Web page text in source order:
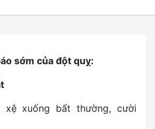
sớm của đột quỵ:
xệ xuống bất thường, cười